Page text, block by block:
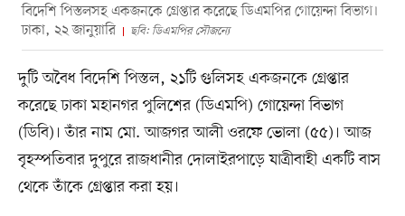
বিদেশি পিস্তলসহ একজনকে গ্রেপ্তার করেছে ডিএমপির গোয়েন্দা বিভাগ।
ঢাকা, ২২ জানুয়ারি
ছবি: ডিএমপির সৌজন্যে
দুটি অবৈধ বিদেশি পিস্তল, ২১টি গুলিসহ একজনকে গ্রেপ্তার
করেছে ঢাকা মহানগর পুলিশের (ডিএমপি) গোয়েন্দা বিভাগ
(ডিবি)। তাঁর নাম মো. আজগর আলী ওরফে ভোলা (৫৫)। আজ
বৃহস্পতিবার দুপুরে রাজধানীর দোলাইরপাড়ে যাত্রীবাহী একটি বাস
থেকে তাঁকে গ্রেপ্তার করা হয়।